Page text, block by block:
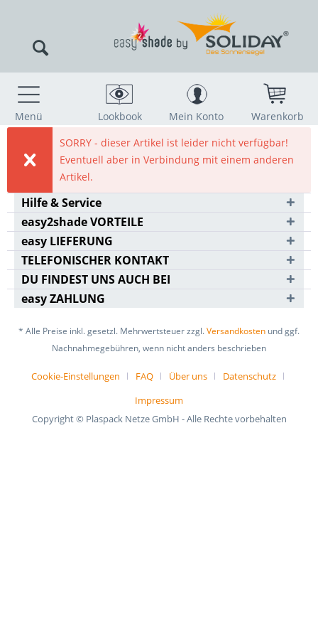
Menü Lookbook Mein Konto
Warenkorb
SORRY - dieser Artikel ist leider nicht verfügbar!
Eventuell aber in Verbindung mit einem anderen
Artikel.
Hilfe & Service
easy2shade VORTEILE
easy LIEFERUNG
TELEFONISCHER KONTAKT
DU FINDEST UNS AUCH BEI
easy ZAHLUNG
* Alle Preise inkl. gesetzl. Mehrwertsteuer zzgl.Versandkosten und ggf.
Nachnahmegebühren, wenn nicht anders beschrieben
Cookie-Einstellungen FAQ Über uns
Datenschutz
Impressum
Copyright © Plaspack Netze GmbH - Alle Rechte vorbehalten